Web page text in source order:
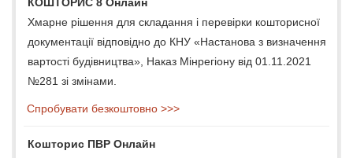
Хмарне рішення для складання і перевірки кошторисної
документації відповідно до КНУ «Настанова з визначення
вартості будівництва», Наказ Мінрегіону від 01.11.2021
№281 зі змінами.
Спробувати безкоштовно >>>
Кошторис ПВР Онлайн